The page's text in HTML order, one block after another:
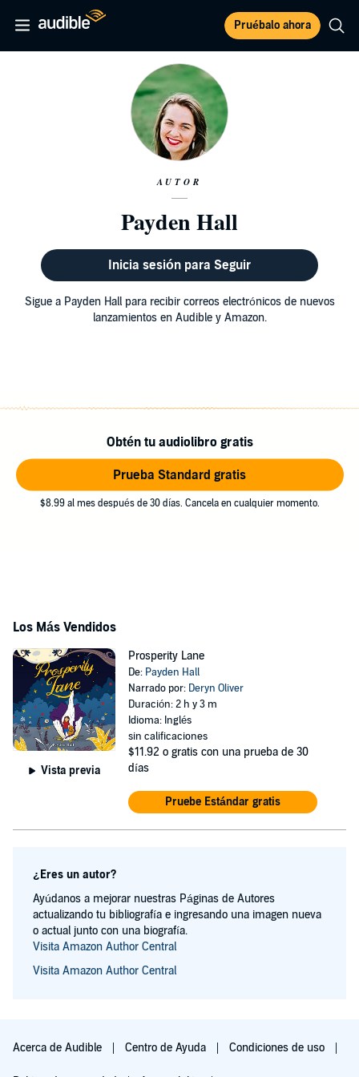
Pruébalo ahora
AUTOR
Payden Hall
Inicia sesión para Seguir
Sigue a Payden Hall para recibir correos electrónicos de nuevos
lanzamientos en Audible y Amazon.
Obtén tu audiolibro gratis
Prueba Standard gratis
$8.99 al mes después de 30 días. Cancela en cualquier momento.
Los Más Vendidos
Vista previa
Prosperity Lane
De: Payden Hall
Narrado por: Deryn Oliver
Duración: 2 h y 3 m
Idioma: Inglés
sin calificaciones
$11.92 o gratis con una prueba de 30
días
Pruebe Estándar gratis
¿Eres un autor?
Ayúdanos a mejorar nuestras Páginas de Autores
actualizando tu bibliografía e ingresando una imagen nueva
o actual junto con una biografía.
Visita Amazon Author Central
Visita Amazon Author Central
Acerca de Audible Centro de Ayuda Condiciones de uso